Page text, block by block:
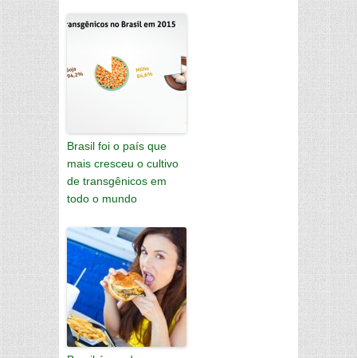
Brasil foi o país que
mais cresceu o cultivo
de transgênicos em
todo o mundo